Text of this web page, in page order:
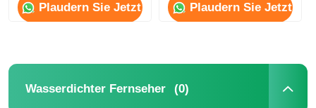
Plaudern Sie Jetzt Plaudern Sie Jetzt
Wasserdichter Fernseher (0)